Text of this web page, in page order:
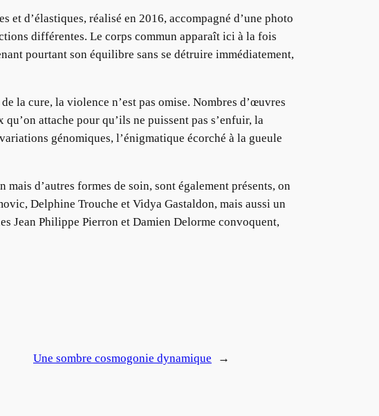
et d’élastiques, réalisé en 2016, accompagné d’une photo
différentes. Le corps commun apparaît ici à la fois
pourtant son équilibre sans se détruire immédiatement,
la cure, la violence n’est pas omise. Nombres d’œuvres
attache pour qu’ils ne puissent pas s’enfuir, la
génomiques, l’énigmatique écorché à la gueule
d’autres formes de soin, sont également présents, on
Delphine Trouche et Vidya Gastaldon, mais aussi un
Jean Philippe Pierron et Damien Delorme convoquent,
Une sombre cosmogonie dynamique →